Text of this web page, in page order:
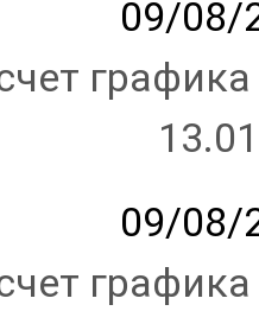
09/08/
09/08/